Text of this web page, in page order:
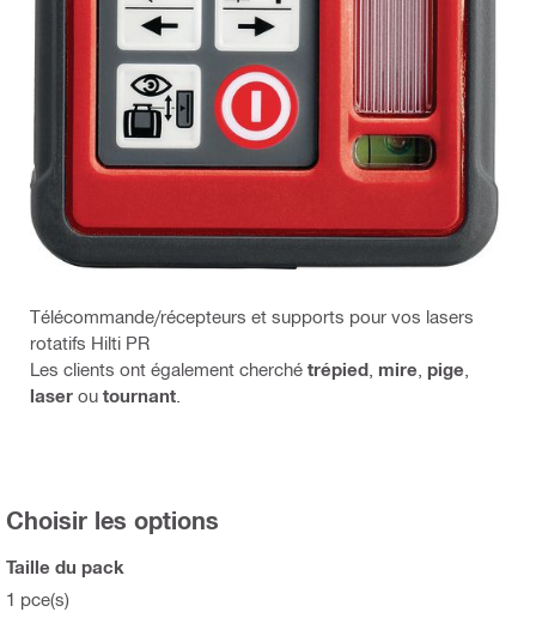
Télécommande/récepteurs et supports pour vos lasers
rotatifs Hilti PR
Les clients ont également cherché trépied mire pige
laser ou tournant
Choisir les options
Taille du pack
1 pce(s)